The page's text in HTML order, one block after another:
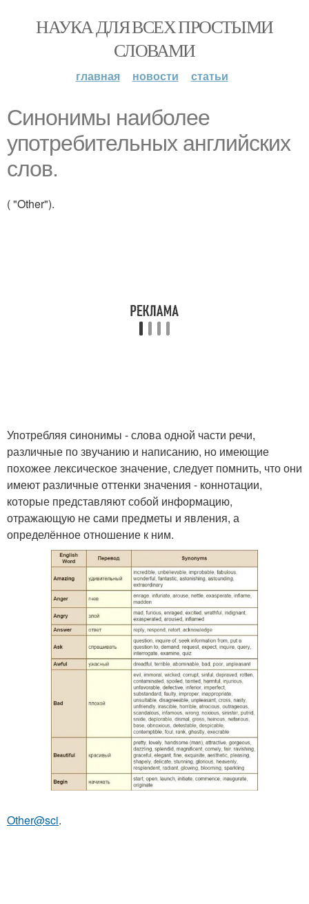
НАУКА ДЛЯ ВСЕХ ПРОСТЫМИ
СЛОВАМИ
главная новости статьи
Синонимы наиболее
употребительных английских
слов.
( "Other").
Употребляя синонимы - слова одной части речи,
различные по звучанию и написанию, но имеющие
похожее лексическое значение, следует помнить, что они
имеют различные оттенки значения - коннотации,
которые представляют собой информацию,
отражающую не сами предметы и явления, а
определённое отношение к ним.
Other@sci.